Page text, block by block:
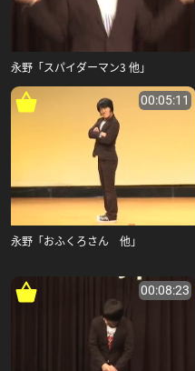
永野「スパイダーマン3 他」
00:05:11
永野「おふくろさん 他」
00:08:23